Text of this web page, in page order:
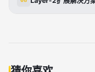
新兴市场对加密技